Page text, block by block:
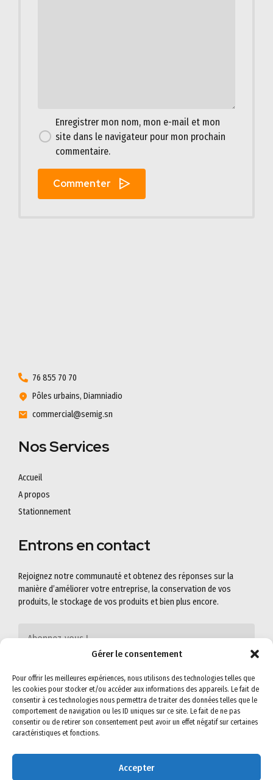
Gérer le consentement
Pour offrir les meilleures expériences, nous utilisons des technologies telles que
les cookies pour stocker et/ou accéder aux informations des appareils. Le fait de
consentir à ces technologies nous permettra de traiter des données telles que le
comportement de navigation ou les ID uniques sur ce site. Le fait de ne pas
consentir ou de retirer son consentement peut avoir un effet négatif sur certaines
caractéristiques et fonctions.
Accepter
Enregistrer mon nom, mon e-mail et mon
site dans le navigateur pour mon prochain
commentaire.
Commenter
76 855 70 70
Pôles urbains, Diamniadio
commercial@semig.sn
Nos Services
Accueil
A propos
Stationnement
Entrons en contact
Rejoignez notre communauté et obtenez des réponses sur la
manière d’améliorer votre entreprise, la conservation de vos
produits, le stockage de vos produits et bien plus encore.
. All rights reserved. Read our